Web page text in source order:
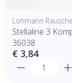
Lohmann
Stellaline 3
36038
€ 3,84